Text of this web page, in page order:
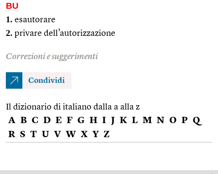
BU
1. esautorare
2. privare dell’autorizzazione
Correzioni e suggerimenti
Condividi
Il dizionario di italiano dalla a alla z
A B C D E F G H I J K L M N O P Q
R S T U V W X Y Z